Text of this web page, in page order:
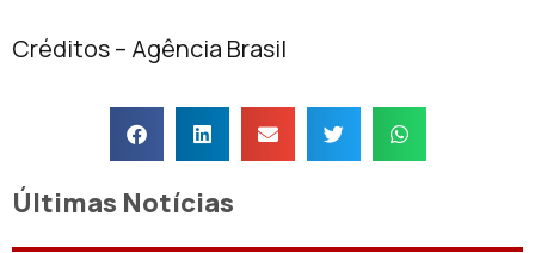
Créditos – Agência Brasil
Últimas Notícias